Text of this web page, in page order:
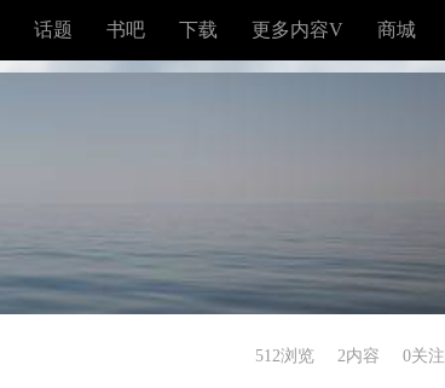
话题 书吧 下载 更多内容V 商城
512浏览 2内容 0关注